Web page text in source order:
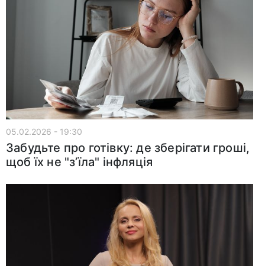
05.02.2026 - 19:30
Забудьте про готівку: де зберігати гроші,
щоб їх не "з’їла" інфляція